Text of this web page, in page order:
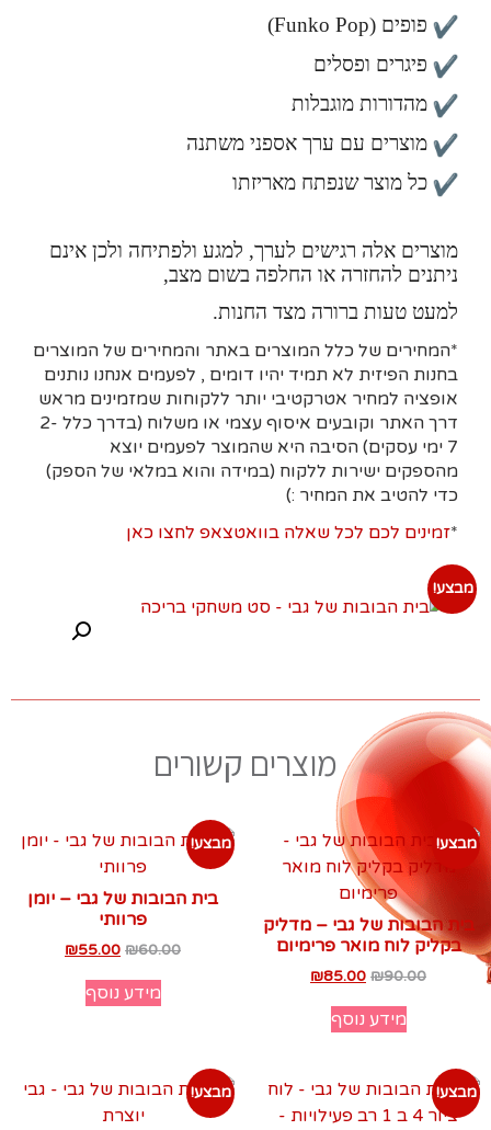
פופים (Funko Pop)
פיגרים ופסלים
מהדורות מוגבלות
מוצרים עם ערך אספני משתנה
כל מוצר שנפתח מאריזתו
מוצרים אלה רגישים לערך, למגע ולפתיחה ולכן אינם
ניתנים להחזרה או החלפה בשום מצב,
למעט טעות ברורה מצד החנות.
*המחירים של כלל המוצרים באתר והמחירים של המוצרים
בחנות הפיזית לא תמיד יהיו דומים , לפעמים אנחנו נותנים
אופציה למחיר אטרקטיבי יותר ללקוחות שמזמינים מראש
דרך האתר וקובעים איסוף עצמי או משלוח (בדרך כלל 2-
7 ימי עסקים)
הסיבה היא שהמוצר לפעמים יוצא
מהספקים ישירות ללקוח (במידה והוא במלאי של הספק)
כדי להטיב את המחיר :)
*זמינים לכם לכל שאלה בוואטצאפ לחצו כאן
מבצע!
מוצרים קשורים
מבצע!
בית הבובות של גבי – מדליק
בקליק לוח מואר פרימיום
₪90.00
₪85.00
מידע נוסף
מבצע!
בית הבובות של גבי – יומן
פרוותי
₪60.00
₪55.00
מידע נוסף
מבצע! מבצע!